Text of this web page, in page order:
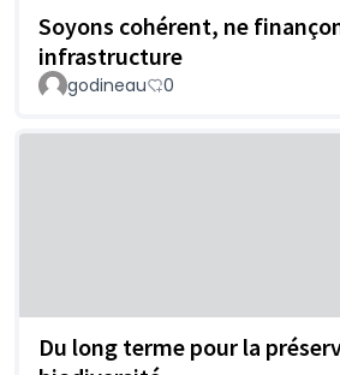
Soyons cohérent, ne
infrastructure
godineau 0
Du long terme pour la